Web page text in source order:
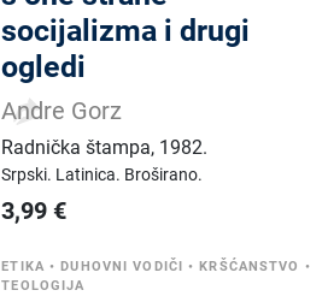
socijalizma i drugi
ogledi
Andre Gorz
Radnička štampa, 1982.
Srpski. Latinica. Broširano.
3,99 €
ETIKA •DUHOVNI VODIČI •KRŠĆANSTVO •
TEOLOGIJA